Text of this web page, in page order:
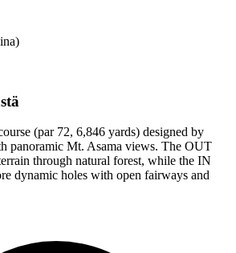
(par 72, 6,846 yards) designed by
panoramic Mt. Asama views. The OUT
through natural forest, while the IN
dynamic holes with open fairways and